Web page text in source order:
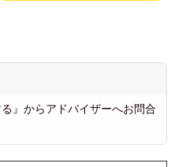
』からアドバイザーへお問合